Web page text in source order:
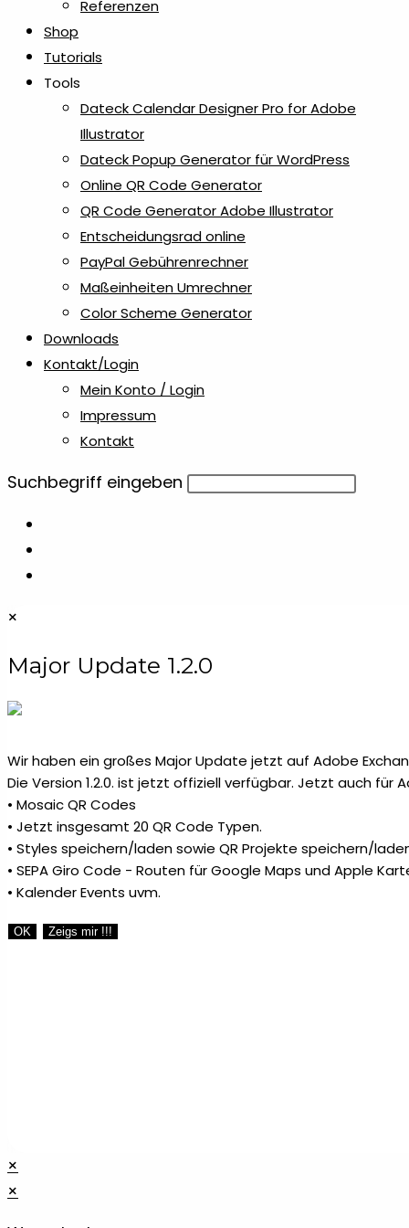
Referenzen
Shop
Tutorials
Tools
Dateck Calendar Designer Pro for Adobe
Illustrator
Dateck Popup Generator für WordPress
Online QR Code Generator
QR Code Generator Adobe Illustrator
Entscheidungsrad online
PayPal Gebührenrechner
Maßeinheiten Umrechner
Color Scheme Generator
Downloads
Kontakt/Login
Mein Konto / Login
Impressum
Kontakt
Diese
durchsuchen
Suchbegriff eingeben
×
Major Update 1.2.0
Wir haben ein großes Major Update jetzt auf Adobe
Die Version 1.2.0. ist jetzt offiziell verfügbar. Jetzt auch für
• Mosaic QR Codes
• Jetzt insgesamt 20 QR Code Typen.
• Styles speichern/laden sowie QR Projekte speichern/
• SEPA Giro Code - Routen für Google Maps und Apple
• Kalender Events uvm.
OK Zeigs mir !!!
×
×